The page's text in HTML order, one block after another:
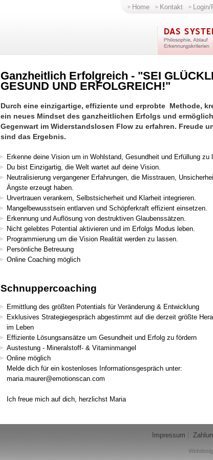
Home Kontakt
Ganzheitlich Erfolgreich - "SEI
GESUND UND ERFOLGREICH!"
Durch eine einzigartige, effiziente und erprobte Methode,
ein neues Mindset des ganzheitlichen Erfolgs und
Gegenwart im Widerstandslosen Flow zu erfahren. Freude
sind das Ergebnis.
Erkenne deine Vision um in Wohlstand, Gesundheit und Erfüllung zu
Du bist Einzigartig, die Welt wartet auf deine Vision.
Neutralisierung vergangener Erfahrungen, die Misstrauen,
Ängste erzeugt haben.
Urvertrauen verankern, Selbstsicherheit und Klarheit integrieren.
Mangelbewusstsein entlarven und Schöpferkraft effizient einsetzen.
Erkennung und Auflösung von destruktiven Glaubenssätzen.
Nicht gelebtes Potential aktivieren und im Erfolgs Modus leben.
Programmierung um die Vision Realität werden zu lassen.
Persönliche Betreuung
Online Coaching möglich
Schnuppercoaching
Ermittlung des größten Potentials für Veränderung & Entwicklung
Exklusives Strategiegespräch abgestimmt auf die derzeit größte
im Leben
Effiziente Lösungsansätze um Gesundheit und Erfolg zu fördern
Austestung - Mineralstoff- & Vitaminmangel
Online möglich
Melde dich für ein kostenloses Informationsgespräch unter:
maria.maurer@emotionscan.com
Ich freue mich auf dich, herzlichst Maria
Impressum